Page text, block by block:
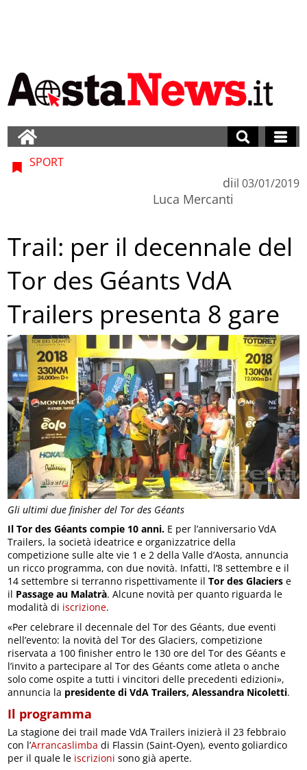
Gli ultimi due finisher del Tor des Géants
SPORT
di
Luca Mercanti
il 03/01/2019
Trail: per il decennale del
Tor des Géants VdA
Trailers presenta 8 gare
Il Tor des Géants compie 10 anni. E per l’anniversario VdA
Trailers, la società ideatrice e organizzatrice della
competizione sulle alte vie 1 e 2 della Valle d’Aosta, annuncia
un ricco programma, con due novità. Infatti, l’8 settembre e il
14 settembre si terranno rispettivamente ilTor des Glaciers e
il Passage au Malatrà. Alcune novità per quanto riguarda le
modalità di iscrizione.
«Per celebrare il decennale del Tor des Géants, due eventi
nell’evento: la novità del Tor des Glaciers, competizione
riservata a 100 finisher entro le 130 ore del Tor des Géants e
l’invito a partecipare al Tor des Géants come atleta o anche
solo come ospite a tutti i vincitori delle precedenti edizioni»,
annuncia la presidente di VdA Trailers, Alessandra Nicoletti.
Il programma
La stagione dei trail made VdA Trailers inizierà il 23 febbraio
con l’Arrancaslimba di Flassin (Saint-Oyen), evento goliardico
per il quale le iscrizioni sono già aperte.